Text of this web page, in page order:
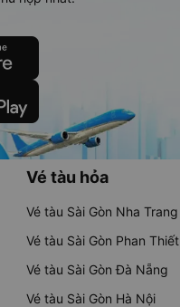
Vé tàu hỏa
Vé tàu Sài Gòn Nha Trang
Vé tàu Sài Gòn Phan Thiết
Vé tàu Sài Gòn Đà Nẵng
Vé tàu Sài Gòn Hà Nội